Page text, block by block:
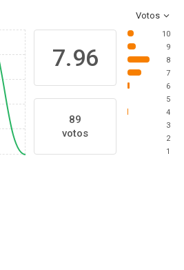
Votos
7.96
89
votos
10
9
8
7
6
5
4
3
2
1